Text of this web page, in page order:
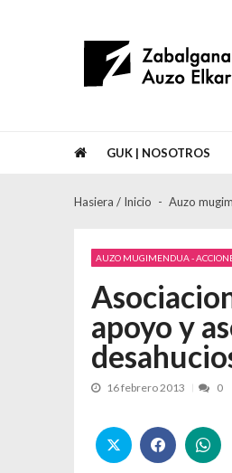
Asociación de
GUK | NOSOTROS
Hasiera / Inicio Auzo
AUZO MUGIMENDUA -
apoyo y
16 febrero 2013 0